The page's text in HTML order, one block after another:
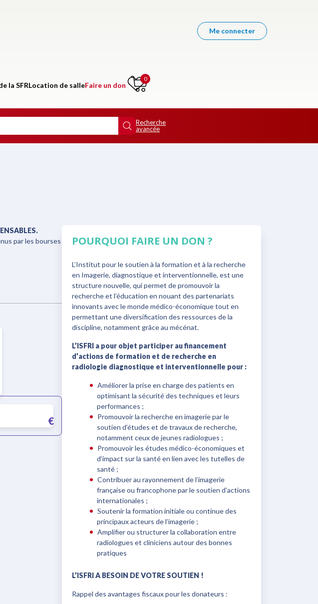
Me connecter
la SFRLocation de salleFaire un don
0
Recherche
avancée
par les bourses
€
POURQUOI FAIRE UN DON ?
L’Institut pour le soutien à la formation et à la recherche
en Imagerie, diagnostique et interventionnelle, est une
structure nouvelle, qui permet de promouvoir la
recherche et l’éducation en nouant des partenariats
innovants avec le monde médico-économique tout en
permettant une diversification des ressources de la
discipline, notamment grâce au mécénat.
L’ISFRI a pour objet participer au financement
d’actions de formation et de recherche en
radiologie diagnostique et interventionnelle pour :
Améliorer la prise en charge des patients en
optimisant la sécurité des techniques et leurs
performances ;
Promouvoir la recherche en imagerie par le
soutien d’études et de travaux de recherche,
notamment ceux de jeunes radiologues ;
Promouvoir les études médico-économiques et
d’impact sur la santé en lien avec les tutelles de
santé ;
Contribuer au rayonnement de l’imagerie
française ou francophone par le soutien d’actions
internationales ;
Soutenir la formation initiale ou continue des
principaux acteurs de l’imagerie ;
Amplifier ou structurer la collaboration entre
radiologues et cliniciens autour des bonnes
pratiques
L’ISFRI A BESOIN DE VOTRE SOUTIEN !
Rappel des avantages fiscaux pour les donateurs :